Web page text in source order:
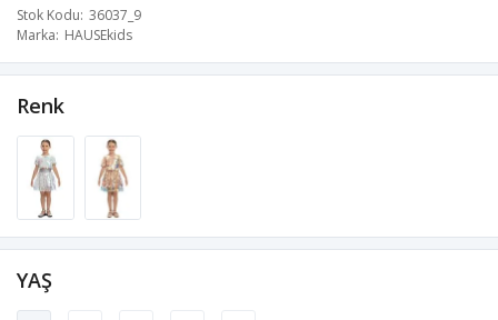
Stok Kodu 36037_9
Marka HAUSEkids
Renk
YAŞ